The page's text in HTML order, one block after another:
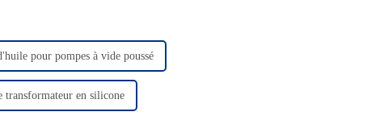
pour pompes à vide poussé
transformateur en silicone